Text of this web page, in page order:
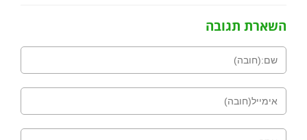
השארת תגובה